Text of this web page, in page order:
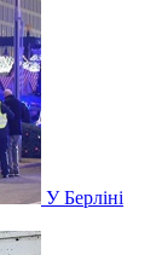
У Берліні